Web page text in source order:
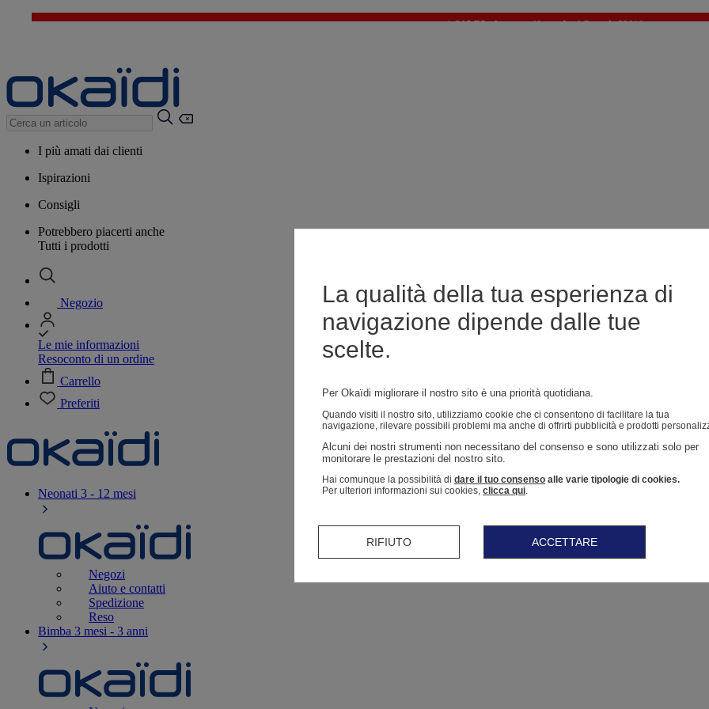
🔥SALDI : Ancora più prodotti fino al -60%*>
I più amati dai clienti
Ispirazioni
Consigli
Potrebbero piacerti anche
Tutti i prodotti
Negozio
Le mie informazioni
Resoconto di un ordine
Carrello
Preferiti
Neonati 3 - 12 mesi
Negozi
Aiuto e contatti
Spedizione
Reso
Bimba 3 mesi - 3 anni
La qualità della tua esperienza di
navigazione dipende dalle tue
scelte.
Per Okaïdi migliorare il nostro sito è una priorità quotidiana.
Quando visiti il ​​nostro sito, utilizziamo cookie che ci consentono di facilitare la tua
navigazione, rilevare possibili problemi ma anche di offrirti pubblicità e prodotti
Alcuni dei nostri strumenti non necessitano del consenso e sono utilizzati solo per
monitorare le prestazioni del nostro sito.
Hai comunque la possibilità di dare il tuo consenso alle varie tipologie di cookies.
Per ulteriori informazioni sui cookies, clicca qui
RIFIUTO ACCETTARE